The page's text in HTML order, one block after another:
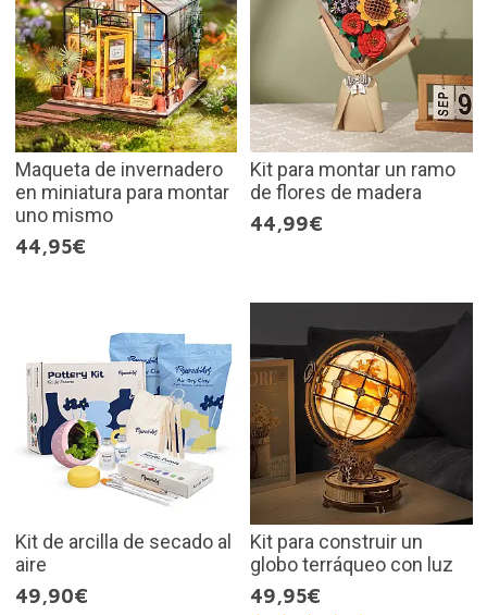
Maqueta de invernadero
en miniatura para montar
uno mismo
44,95€
Kit para montar un ramo
de flores de madera
44,99€
Kit de arcilla de secado al
aire
49,90€
Kit para construir un
globo terráqueo con luz
49,95€